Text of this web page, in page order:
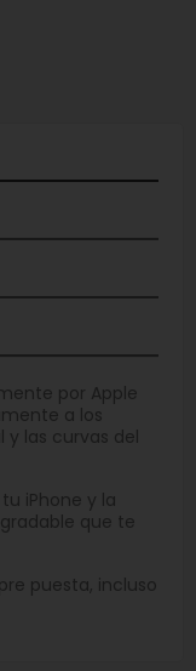
por Apple
a los
las curvas del
iPhone y la
que te
puesta, incluso